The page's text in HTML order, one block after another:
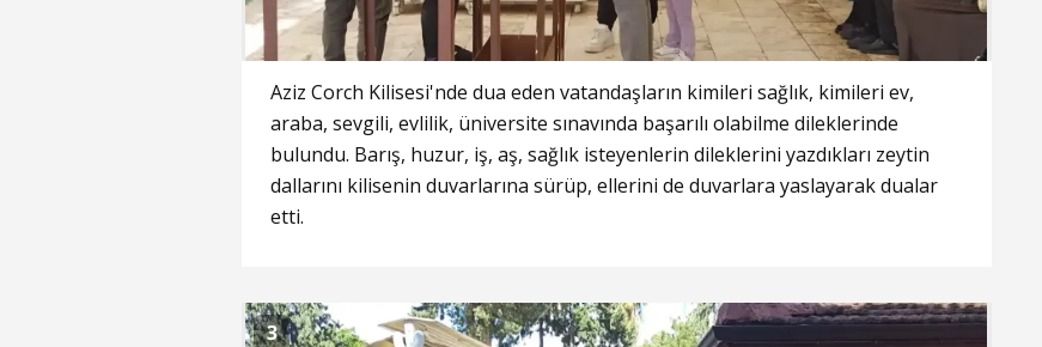
Aziz Corch Kilisesi'nde dua eden vatandaşların kimileri sağlık, kimileri ev,
araba, sevgili, evlilik, üniversite sınavında başarılı olabilme dileklerinde
bulundu. Barış, huzur, iş, aş, sağlık isteyenlerin dileklerini yazdıkları zeytin
dallarını kilisenin duvarlarına sürüp, ellerini de duvarlara yaslayarak dualar
etti.
3